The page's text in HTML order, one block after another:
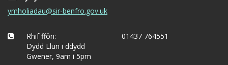
ymholiadau@sir-benfro.gov.uk
Rhif ffôn:
Dydd Llun i ddydd
Gwener, 9am i 5pm
01437 764551